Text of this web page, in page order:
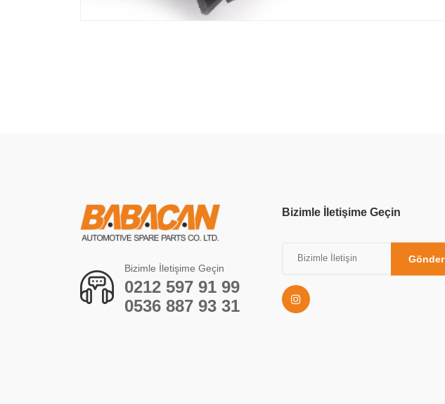
Bizimle İletişime Geçin
0212 597 91 99
0536 887 93 31
Bizimle İletişime Geçin
Gönder